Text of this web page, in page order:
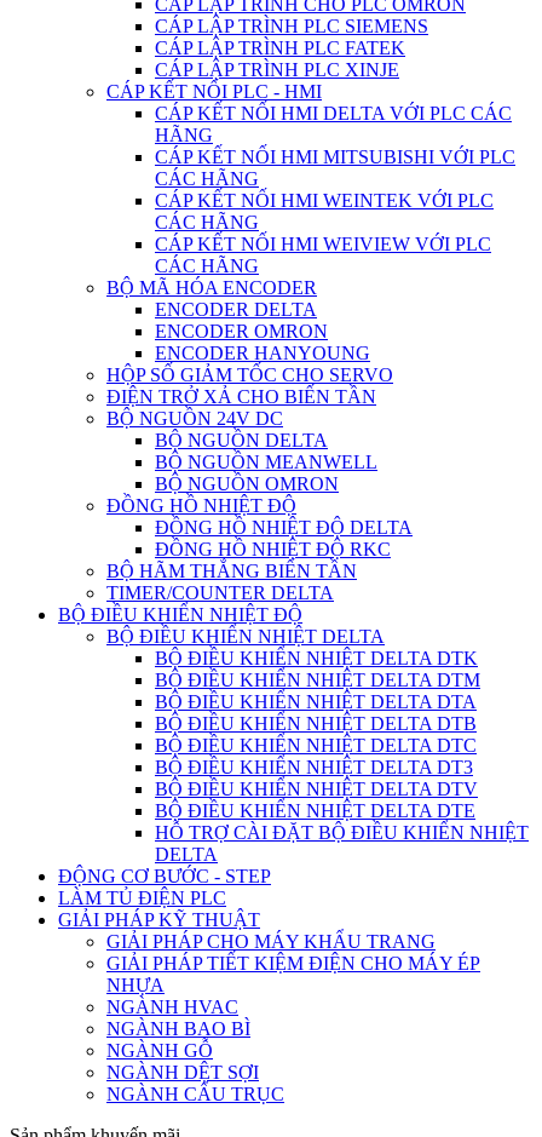
CÁP LẬP TRÌNH CHO PLC OMRON
CÁP LẬP TRÌNH PLC SIEMENS
CÁP LẬP TRÌNH PLC FATEK
CÁP LẬP TRÌNH PLC XINJE
CÁP KẾT NỐI PLC - HMI
CÁP KẾT NỐI HMI DELTA VỚI PLC CÁC
HÃNG
CÁP KẾT NỐI HMI MITSUBISHI VỚI PLC
CÁC HÃNG
CÁP KẾT NỐI HMI WEINTEK VỚI PLC
CÁC HÃNG
CÁP KẾT NỐI HMI WEIVIEW VỚI PLC
CÁC HÃNG
BỘ MÃ HÓA ENCODER
ENCODER DELTA
ENCODER OMRON
ENCODER HANYOUNG
HỘP SỐ GIẢM TỐC CHO SERVO
ĐIỆN TRỞ XẢ CHO BIẾN TẦN
BỘ NGUỒN 24V DC
BỘ NGUỒN DELTA
BỘ NGUỒN MEANWELL
BỘ NGUỒN OMRON
ĐỒNG HỒ NHIỆT ĐỘ
ĐỒNG HỒ NHIỆT ĐỘ DELTA
ĐỒNG HỒ NHIỆT ĐỘ RKC
BỘ HÃM THẮNG BIẾN TẦN
TIMER/COUNTER DELTA
BỘ ĐIỀU KHIỂN NHIỆT ĐỘ
BỘ ĐIỀU KHIỂN NHIỆT DELTA
BỘ ĐIỀU KHIỂN NHIỆT DELTA DTK
BỘ ĐIỀU KHIỂN NHIỆT DELTA DTM
BỘ ĐIỀU KHIỂN NHIỆT DELTA DTA
BỘ ĐIỀU KHIỂN NHIỆT DELTA DTB
BỘ ĐIỀU KHIỂN NHIỆT DELTA DTC
BỘ ĐIỀU KHIỂN NHIỆT DELTA DT3
BỘ ĐIỀU KHIỂN NHIỆT DELTA DTV
BỘ ĐIỀU KHIỂN NHIỆT DELTA DTE
HỖ TRỢ CÀI ĐẶT BỘ ĐIỀU KHIỂN NHIỆT
DELTA
ĐỘNG CƠ BƯỚC - STEP
LÀM TỦ ĐIỆN PLC
GIẢI PHÁP KỸ THUẬT
GIẢI PHÁP CHO MÁY KHẨU TRANG
GIẢI PHÁP TIẾT KIỆM ĐIỆN CHO MÁY ÉP
NHỰA
NGÀNH HVAC
NGÀNH BAO BÌ
NGÀNH GỖ
NGÀNH DỆT SỢI
NGÀNH CẨU TRỤC